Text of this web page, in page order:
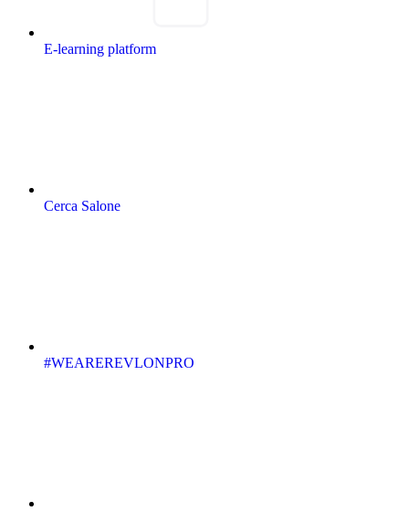
E-learning platform
Cerca Salone
#WEAREREVLONPRO